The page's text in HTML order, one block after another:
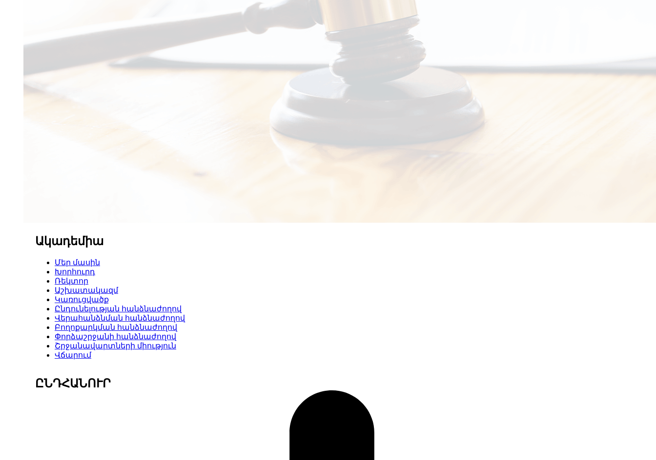
Ակադեմիա
Մեր մասին
Խորհուրդ
Ռեկտոր
Աշխատակազմ
Կառուցվածք
Ընդունելության հանձնաժողով
Վերահանձնման հանձնաժողով
Բողոքարկման հանձնաժողով
Փորձաշրջանի հանձնաժողով
Շրջանավարտների միություն
Վճարում
ԸՆԴՀԱՆՈՒՐ